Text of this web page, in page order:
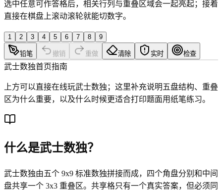
选中任意可作答格后，相关行列与重叠区域会一起亮起；接着
直接在棋盘上滚动滚轮就能切数字。
1 2 3 4 5 6 7 8 9
铅笔 撤销 重做 清除 实时 检查
武士数独首页指南
上方可以直接在线玩武士数独；这里补充说明五盘结构、重叠
区为什么重要，以及什么时候更适合打印题面用纸笔练习。
什么是武士数独？
武士数独由五个 9x9 标准数独拼接而成，四个角盘分别和中间
盘共享一个 3x3 重叠区。共享格只有一个真实答案，但必须同